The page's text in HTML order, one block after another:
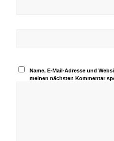
Name, E-Mail-Adresse und
meinen nächsten Kommentar